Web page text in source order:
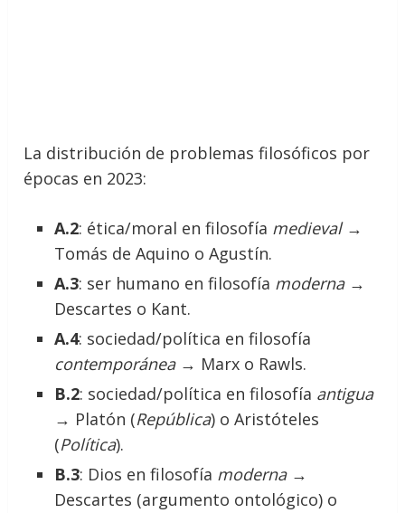
La distribución de problemas filosóficos por
épocas en 2023:
A.2: ética/moral en filosofía medieval→
Tomás de Aquino o Agustín.
A.3: ser humano en filosofía moderna→
Descartes o Kant.
A.4: sociedad/política en filosofía
contemporánea→ Marx o Rawls.
B.2: sociedad/política en filosofía antigua
→ Platón (República) o Aristóteles
(Política).
B.3: Dios en filosofía moderna→
Descartes (argumento ontológico) o